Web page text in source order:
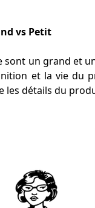
vs Petit
sont un grand et
et la vie du
les détails du